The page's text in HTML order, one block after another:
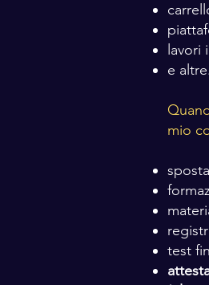
lavori
e
mio
test